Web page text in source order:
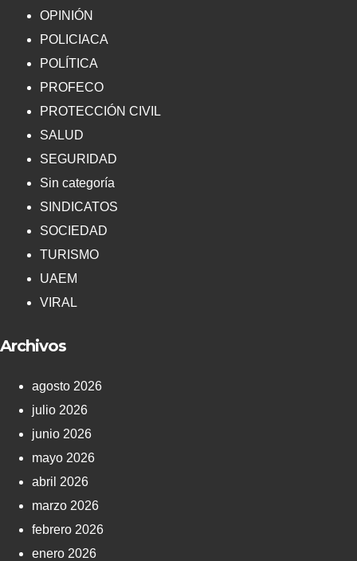
OPINIÓN
POLICIACA
POLÍTICA
PROFECO
PROTECCIÓN CIVIL
SALUD
SEGURIDAD
Sin categoría
SINDICATOS
SOCIEDAD
TURISMO
UAEM
VIRAL
Archivos
agosto 2026
julio 2026
junio 2026
mayo 2026
abril 2026
marzo 2026
febrero 2026
enero 2026